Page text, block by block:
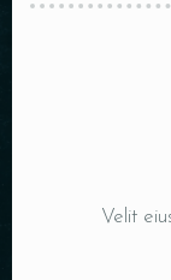
Velit